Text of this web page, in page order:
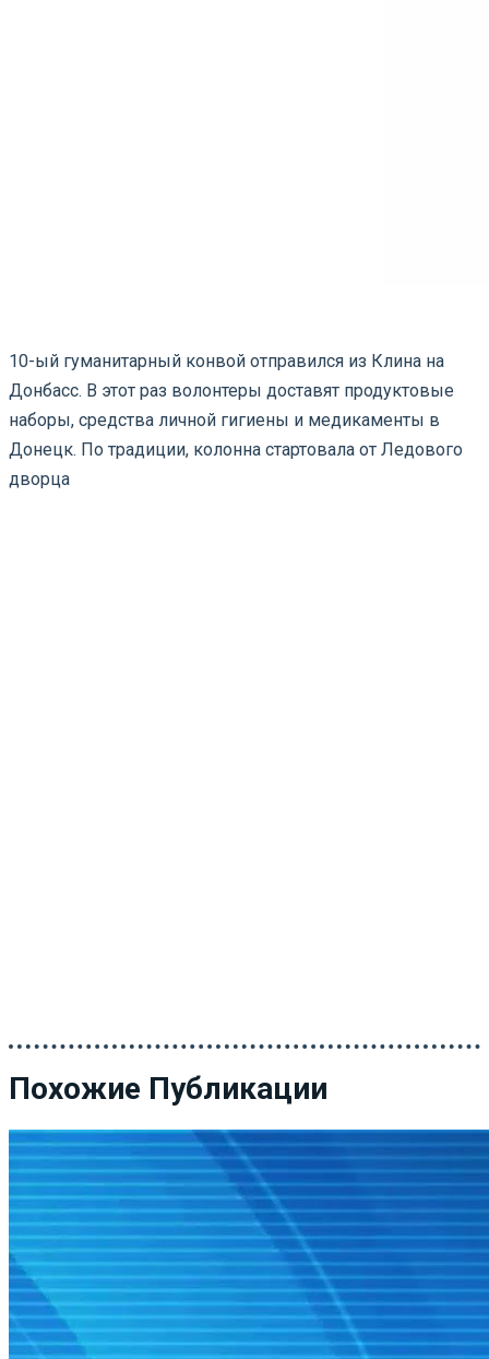
10-ый гуманитарный конвой отправился из Клина на
Донбасс. В этот раз волонтеры доставят продуктовые
наборы, средства личной гигиены и медикаменты в
Донецк. По традиции, колонна стартовала от Ледового
дворца
Похожие Публикации